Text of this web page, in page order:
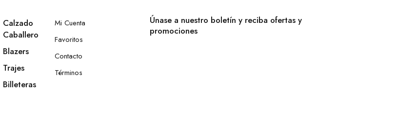
Calzado
Caballero
Blazers
Trajes
Billeteras
Mi Cuenta
Favoritos
Contacto
Términos
Únase a nuestro boletín y reciba ofertas y
promociones